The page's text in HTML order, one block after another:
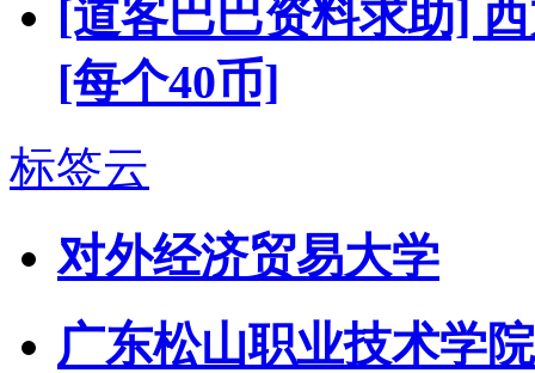
[道客巴巴资料求助]
[每个40币]
标签云
对外经济贸易大学
广东松山职业技术学院